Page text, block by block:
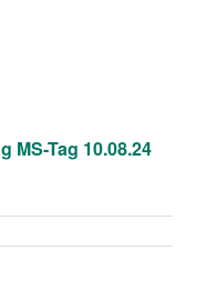
MS-Tag 10.08.24